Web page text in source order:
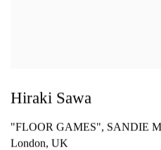
Hiraki Sawa
"FLOOR GAMES", SANDIE
London, UK